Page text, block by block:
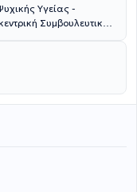
Υγείας -
Συμβουλευτική
Ψυχοθεραπεύτρια
εμπιστοσύνη της
προσωπικό τρόπο
της ζωής του.